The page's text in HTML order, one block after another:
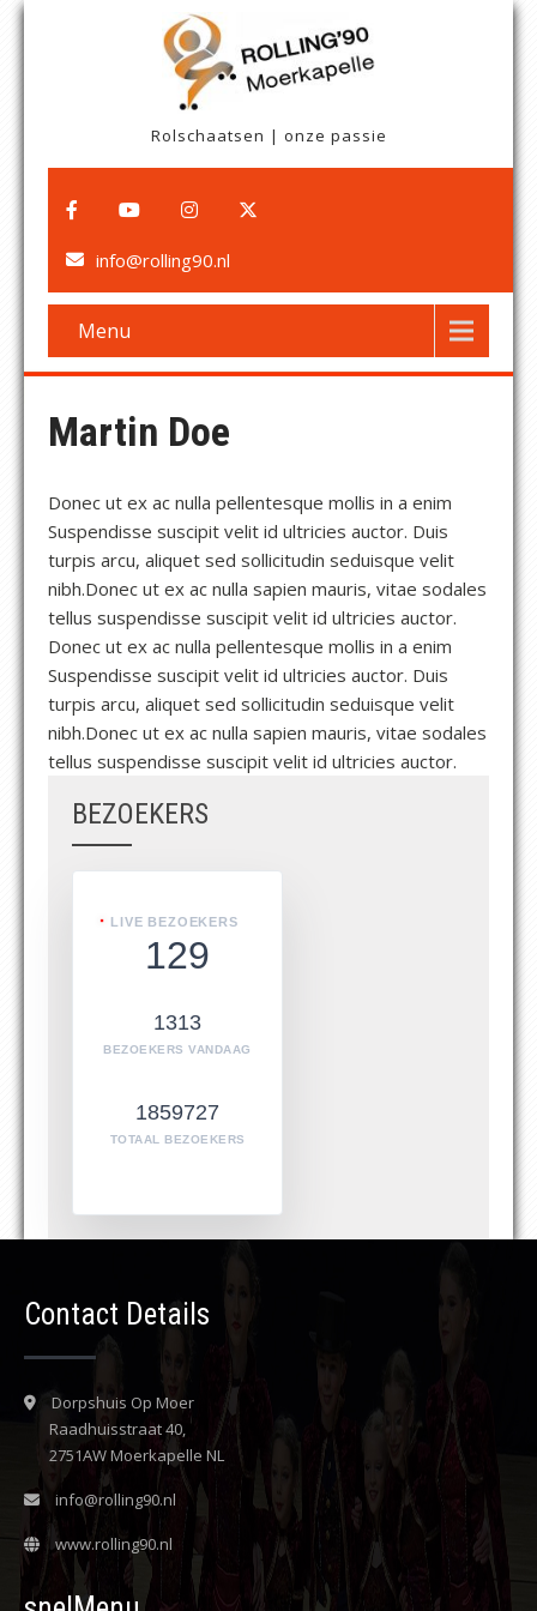
Rolschaatsen | onze passie
info@rolling90.nl
Menu
Martin Doe
Donec ut ex ac nulla pellentesque mollis in a enim
Suspendisse suscipit velit id ultricies auctor. Duis
turpis arcu, aliquet sed sollicitudin seduisque velit
nibh.Donec ut ex ac nulla sapien mauris, vitae sodales
tellus suspendisse suscipit velit id ultricies auctor.
Donec ut ex ac nulla pellentesque mollis in a enim
Suspendisse suscipit velit id ultricies auctor. Duis
turpis arcu, aliquet sed sollicitudin seduisque velit
nibh.Donec ut ex ac nulla sapien mauris, vitae sodales
tellus suspendisse suscipit velit id ultricies auctor.
BEZOEKERS
LIVE BEZOEKERS
129
1313
BEZOEKERS VANDAAG
1859727
TOTAAL BEZOEKERS
Contact Details
Dorpshuis Op Moer
Raadhuisstraat 40,
2751AW Moerkapelle NL
info@rolling90.nl
www.rolling90.nl